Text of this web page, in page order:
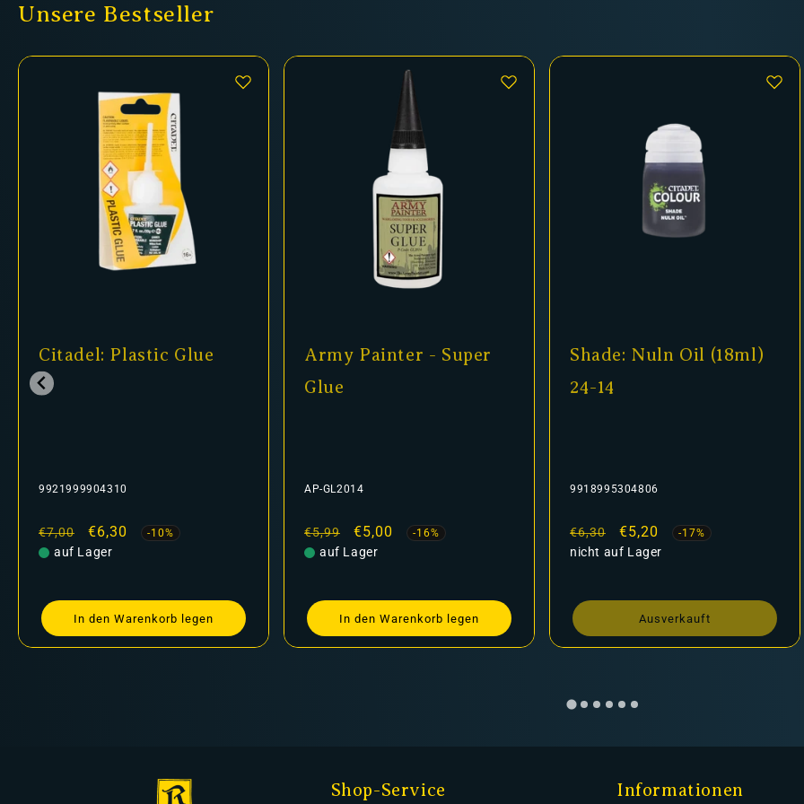
Unsere Bestseller
Citadel: Plastic Glue
9921999904310
Normaler
Preis
€7,00 Verkaufspreis
€6,30 -10%
auf Lager
In den Warenkorb legen
Army Painter - Super
Glue
AP-GL2014
Normaler
Preis
€5,99 Verkaufspreis
€5,00 -16%
auf Lager
In den Warenkorb legen
Shade: Nuln Oil (18ml)
24-14
9918995304806
Normaler
Preis
€6,30 Verkaufspreis
€5,20 -17%
nicht auf Lager
Ausverkauft
Shop-Service Informationen